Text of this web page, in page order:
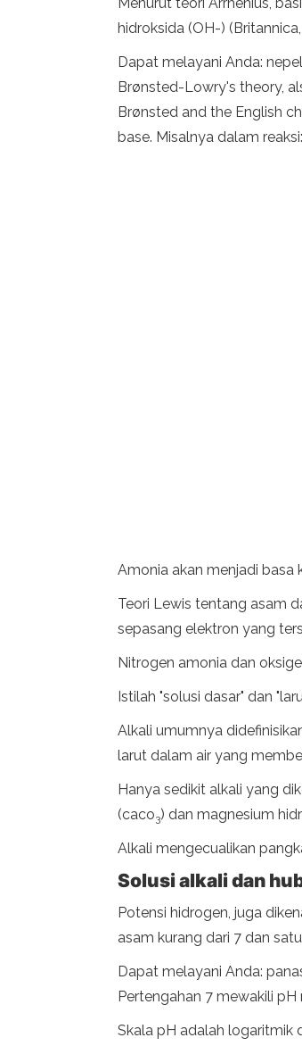
hidroksida (OH-)
Dapat melayani Anda:
Brønsted-Lowry's theory,
Brønsted and the English
base. Misalnya dalam reaksi:
Amonia akan menjadi basa
Teori Lewis tentang asam
sepasang elektron yang
Nitrogen amonia dan
Istilah "solusi dasar" dan
Alkali umumnya
larut dalam air yang
Hanya sedikit alkali yang
(caco3) dan magnesium
Alkali mengecualikan
Solusi alkali dan
Potensi hidrogen, juga
asam kurang dari 7 dan
Dapat melayani Anda:
Pertengahan 7 mewakili
Skala pH adalah logaritmik